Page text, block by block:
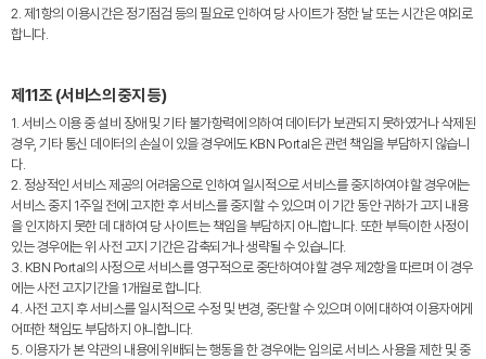
2. 제1항의 이용시간은 정기점검 등의 필요로 인하여 당 사이트가 정한 날 또는 시간은 예외로
합니다.
제11조 (서비스의 중지 등)
1. 서비스 이용 중 설비 장애 및 기타 불가항력에 의하여 데이터가 보관되지 못하였거나 삭제된
경우, 기타 통신 데이터의 손실이 있을 경우에도 KBN Portal은 관련 책임을 부담하지 않습니
다.
2. 정상적인 서비스 제공의 어려움으로 인하여 일시적으로 서비스를 중지하여야 할 경우에는
서비스 중지 1주일 전에 고지한 후 서비스를 중지할 수 있으며 이 기간 동안 귀하가 고지 내용
을 인지하지 못한 데 대하여 당 사이트는 책임을 부담하지 아니합니다. 또한 부득이한 사정이
있는 경우에는 위 사전 고지 기간은 감축되거나 생략될 수 있습니다.
3. KBN Portal의 사정으로 서비스를 영구적으로 중단하여야 할 경우 제2항을 따르며 이 경우
에는 사전 고지기간을 1개월로 합니다.
4. 사전 고지 후 서비스를 일시적으로 수정 및 변경, 중단할 수 있으며 이에 대하여 이용자에게
어떠한 책임도 부담하지 아니합니다.
5. 이용자가 본 약관의 내용에 위배되는 행동을 한 경우에는 임의로 서비스 사용을 제한 및 중